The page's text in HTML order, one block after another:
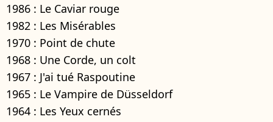
1986 : Le Caviar rouge
1982 : Les Misérables
1970 : Point de chute
1968 : Une Corde, un colt
1967 : J'ai tué Raspoutine
1965 : Le Vampire de Düsseldorf
1964 : Les Yeux cernés